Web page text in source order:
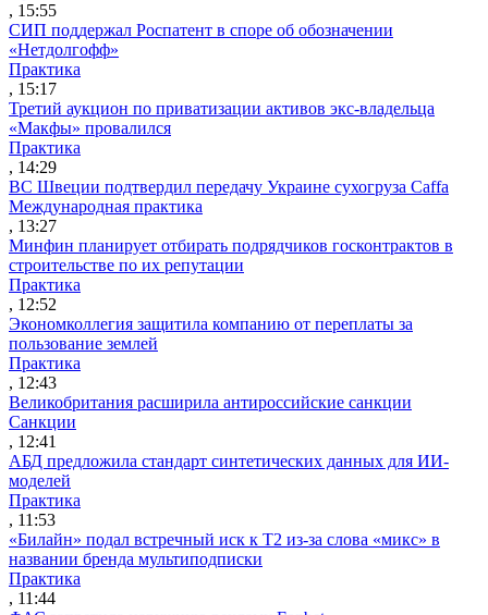
, 15:55
СИП поддержал Роспатент в споре об обозначении
«Нетдолгофф»
Практика
, 15:17
Третий аукцион по приватизации активов экс-владельца
«Макфы» провалился
Практика
, 14:29
ВС Швеции подтвердил передачу Украине сухогруза Caffa
Международная практика
, 13:27
Минфин планирует отбирать подрядчиков госконтрактов в
строительстве по их репутации
Практика
, 12:52
Экономколлегия защитила компанию от переплаты за
пользование землей
Практика
, 12:43
Великобритания расширила антироссийские санкции
Санкции
, 12:41
АБД предложила стандарт синтетических данных для ИИ-
моделей
Практика
, 11:53
«Билайн» подал встречный иск к Т2 из-за слова «микс» в
названии бренда мультиподписки
Практика
, 11:44